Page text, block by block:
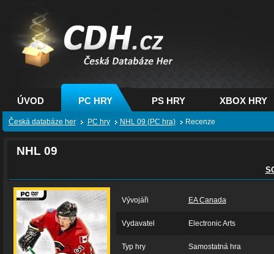
CDH.cz - hry na PC,
PS, XBOX - Česká
databáze her
ÚVOD PC HRY PS HRY XBOX HRY
Česká databáze her PC hry NHL 09 (PC hra) Recenze
NHL 09
Vývojáři EA Canada
Vydavatel Electronic Arts
Typ hry Samostatná hra